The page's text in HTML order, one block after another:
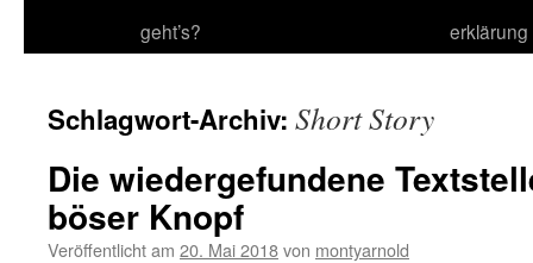
geht’s?
erklärung
Schlagwort-Archiv: Short Story
Die wiedergefundene
böser Knopf
Veröffentlicht am 20. Mai 2018von montyarnold